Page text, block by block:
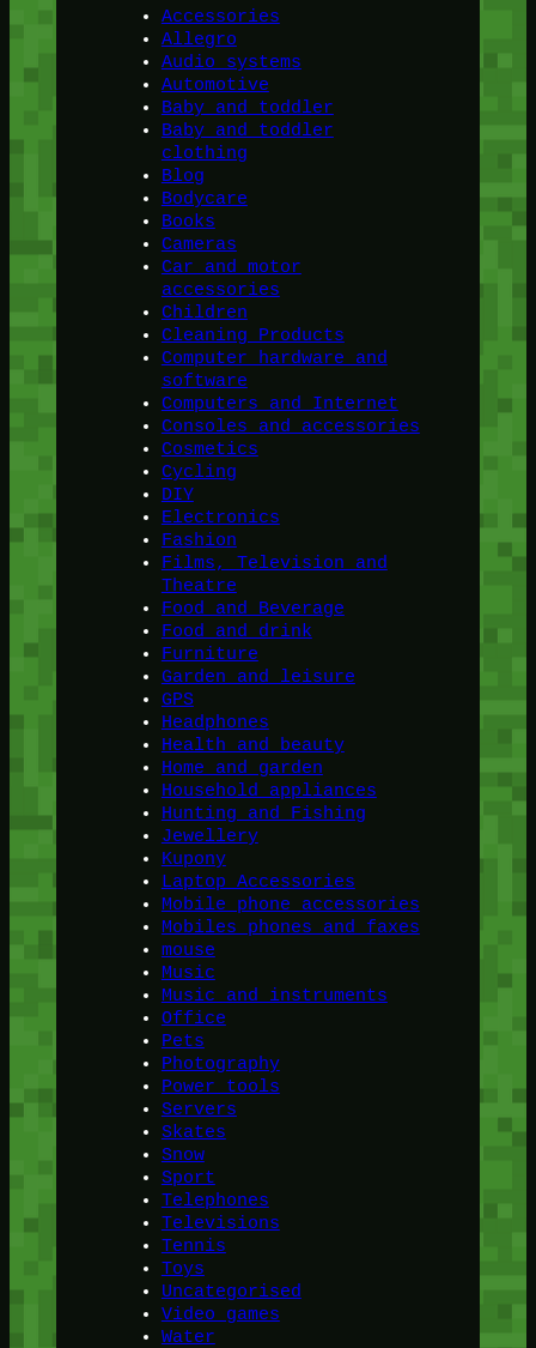
Accessories
Allegro
Audio systems
Automotive
Baby and toddler
Baby and toddler
clothing
Blog
Bodycare
Books
Cameras
Car and motor
accessories
Children
Cleaning Products
Computer hardware and
software
Computers and Internet
Consoles and accessories
Cosmetics
Cycling
DIY
Electronics
Fashion
Films, Television and
Theatre
Food and Beverage
Food and drink
Furniture
Garden and leisure
GPS
Headphones
Health and beauty
Home and garden
Household appliances
Hunting and Fishing
Jewellery
Kupony
Laptop Accessories
Mobile phone accessories
Mobiles phones and faxes
mouse
Music
Music and instruments
Office
Pets
Photography
Power tools
Servers
Skates
Snow
Sport
Telephones
Televisions
Tennis
Toys
Uncategorised
Video games
Water